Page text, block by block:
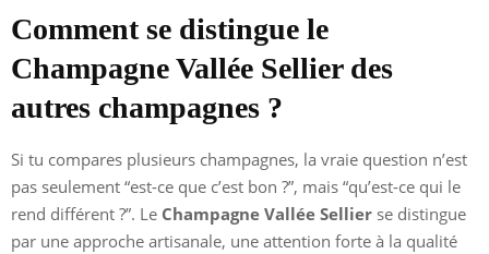
Comment se distingue le
Champagne Vallée Sellier des
autres champagnes ?
Si tu compares plusieurs champagnes, la vraie question n’est
pas seulement “est-ce que c’est bon ?”, mais “qu’est-ce qui le
rend différent ?”. Le Champagne Vallée Sellier se distingue
par une approche artisanale, une attention forte à la qualité